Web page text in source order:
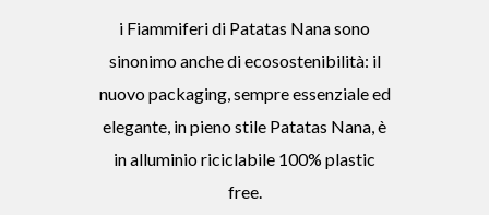
i Fiammiferi di Patatas Nana sono
sinonimo anche di ecosostenibilità: il
nuovo packaging, sempre essenziale ed
elegante, in pieno stile Patatas Nana, è
in alluminio riciclabile 100% plastic
free.